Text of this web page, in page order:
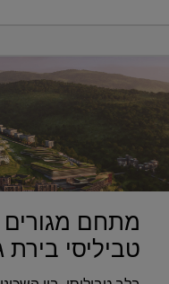
מתחם מגורים
טביליסי בירת